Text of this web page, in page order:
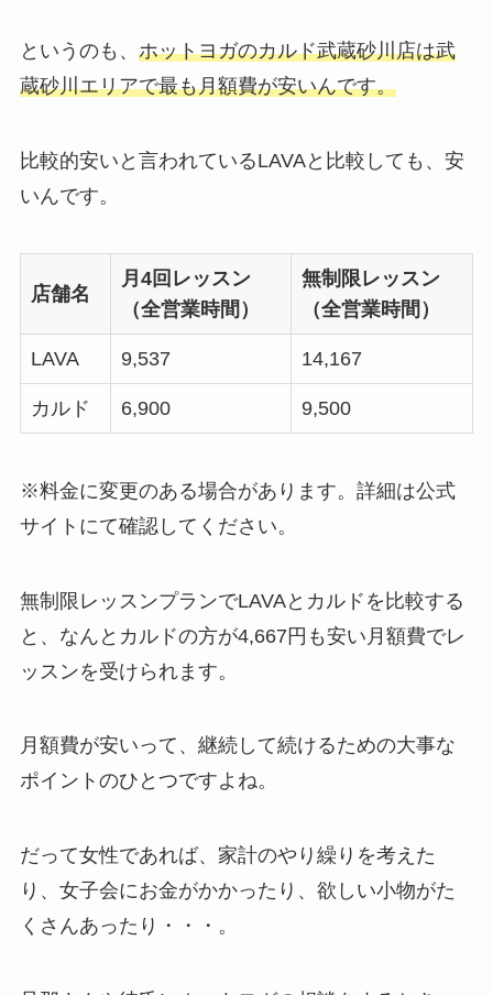
というのも、 ホットヨガのカルド武蔵砂川店は武
蔵砂川エリアで最も月額費が安いんです。
比較的安いと言われているLAVAと比較しても、安
いんです。
店舗名
月4回レッスン
（全営業時間）
無制限レッスン
（全営業時間）
LAVA 9,537 14,167
カルド 6,900 9,500
※料金に変更のある場合があります。詳細は公式
サイトにて確認してください。
無制限レッスンプランでLAVAとカルドを比較する
と、なんと カルドの方が4,667円も安い月額費でレ
ッスンを受けられます。
月額費が安いって、継続して続けるための大事な
ポイントのひとつですよね。
だって女性であれば、家計のやり繰りを考えた
り、女子会にお金がかかったり、欲しい小物がた
くさんあったり・・・。